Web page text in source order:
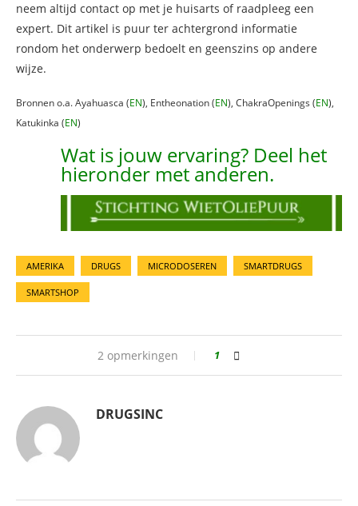
neem altijd contact op met je huisarts of raadpleeg een
expert. Dit artikel is puur ter achtergrond informatie
rondom het onderwerp bedoelt en geenszins op andere
wijze.
Bronnen o.a. Ayahuasca (EN), Entheonation (EN), ChakraOpenings (EN),
Katukinka (EN)
Wat is jouw ervaring? Deel het
hieronder met anderen.
AMERIKA DRUGS MICRODOSEREN SMARTDRUGS
SMARTSHOP
2 opmerkingen 1
DRUGSINC